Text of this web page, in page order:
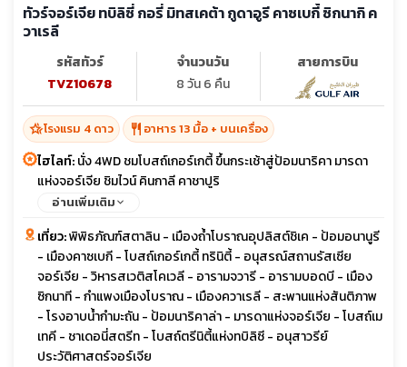
ทัวร์จอร์เจีย ทบิลิซี่ กอรี่ มิทสเคต้า กูดาอูรี คาซเบกี้ ซิกนากิ ค
วาเรลี
รหัสทัวร์
TVZ10678
จำนวนวัน
8 วัน 6 คืน
สายการบิน
hotel_classโรงแรม 4 ดาว restaurant อาหาร 13 มื้อ + บนเครื่อง
ไฮไลท์:นั่ง 4WD ชมโบสถ์เกอร์เกตี้ ขึ้นกระเช้าสู่ป้อมนาริคา มารดา
แห่งจอร์เจีย ชิมไวน์ คินกาลี คาชาปูริ
อ่านเพิ่มเติม
เที่ยว:พิพิธภัณฑ์สตาลิน - เมืองถ้ำโบราณอุปลิสต์ชิเค - ป้อมอนานูรี
- เมืองคาซเบกี - โบสถ์เกอร์เกตี้ ทรินิตี้ - อนุสรณ์สถานรัสเซีย
จอร์เจีย - วิหารสเวติสโคเวลี - อารามจวารี - อารามบอดบี - เมือง
ซิกนาที - กำแพงเมืองโบราณ - เมืองควาเรลี - สะพานแห่งสันติภาพ
- โรงอาบน้ำกำมะถัน - ป้อมนาริคาล่า - มารดาแห่งจอร์เจีย - โบสถ์เม
เทคี - ชาเดอนี่สตรีท - โบสถ์ตรีนิตี้แห่งทบิลิซี - อนุสาวรีย์
ประวัติศาสตร์จอร์เจีย